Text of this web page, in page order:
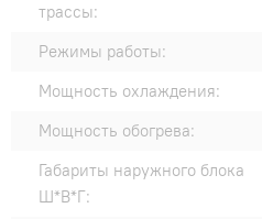
трассы:
Режимы работы:
Мощность охлаждения:
Мощность обогрева:
Габариты наружного блока
Ш*В*Г: